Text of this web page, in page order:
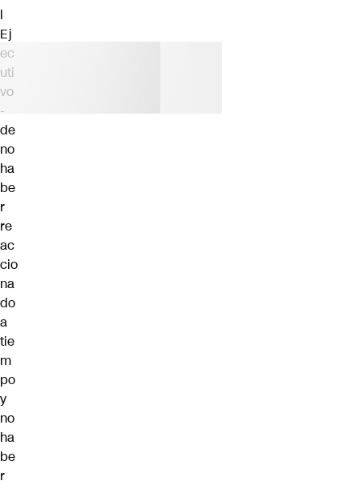
l
Ej
ec
uti
vo
-
de
no
ha
be
r
re
ac
cio
na
do
a
tie
m
po
y
no
ha
be
r